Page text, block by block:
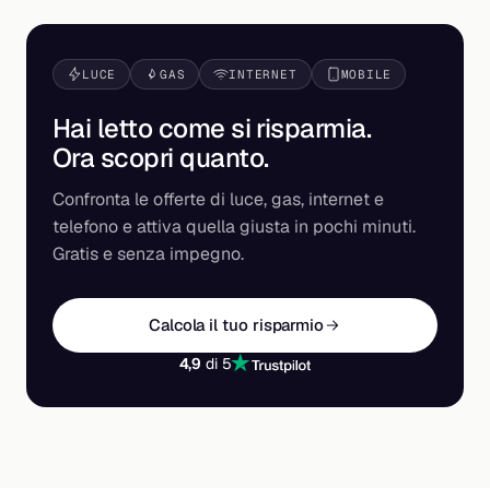
LUCE GAS INTERNET MOBILE
Hai letto come si risparmia.
Ora scopri quanto.
Confronta le offerte di luce, gas, internet e
telefono e attiva quella giusta in pochi minuti.
Gratis e senza impegno.
Calcola il tuo risparmio
4,9 di 5